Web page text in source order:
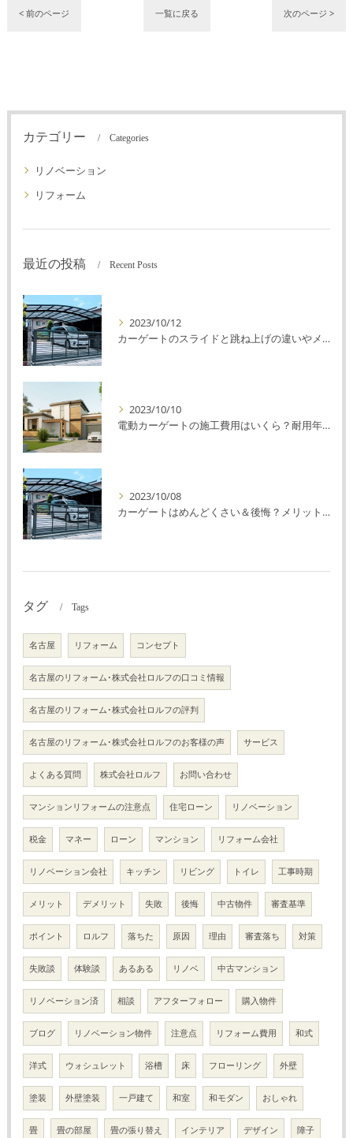
< 前のページ 一覧に戻る 次のページ >
カテゴリー Categories
リノベーション
リフォーム
最近の投稿 Recent Posts
2023/10/12
カーゲートのスライドと跳ね上げの違いやメリットデメリットを解説！
2023/10/10
電動カーゲートの施工費用はいくら？耐用年数や注意点を解説！
2023/10/08
カーゲートはめんどくさい＆後悔？メリット・デメリットを解説！
タグ Tags
名古屋 リフォーム コンセプト
名古屋のリフォーム･株式会社ロルフの口コミ情報
名古屋のリフォーム･株式会社ロルフの評判
名古屋のリフォーム･株式会社ロルフのお客様の声 サービス
よくある質問 株式会社ロルフ お問い合わせ
マンションリフォームの注意点 住宅ローン リノベーション
税金 マネー ローン マンション リフォーム会社
リノベーション会社 キッチン リビング トイレ 工事時期
メリット デメリット 失敗 後悔 中古物件 審査基準
ポイント ロルフ 落ちた 原因 理由 審査落ち 対策
失敗談 体験談 あるある リノベ 中古マンション
リノベーション済 相談 アフターフォロー 購入物件
ブログ リノベーション物件 注意点 リフォーム費用 和式
洋式 ウォシュレット 浴槽 床 フローリング 外壁
塗装 外壁塗装 一戸建て 和室 和モダン おしゃれ
畳 畳の部屋 畳の張り替え インテリア デザイン 障子